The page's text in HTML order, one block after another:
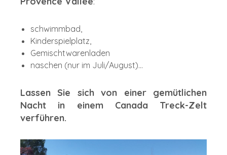
schwimmbad,
Kinderspielplatz,
Gemischtwarenladen
naschen (nur im Juli/August)...
Lassen Sie sich von einer gemütlichen
Nacht in einem Canada Treck-Zelt
verführen.